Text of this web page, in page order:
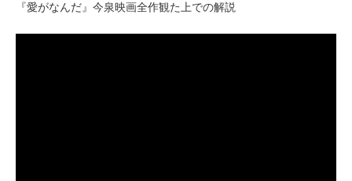
『愛がなんだ』今泉映画全作観た上での解説